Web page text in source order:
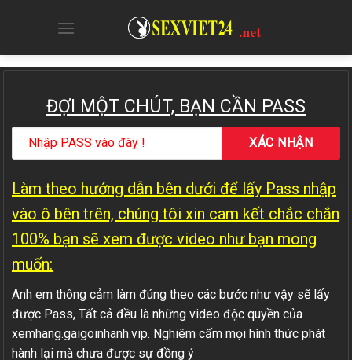
ĐỢI MỘT CHÚT, BẠN CẦN PASS
Làm theo hướng dẫn bên dưới để lấy Pass nhập
vào ô bên trên, chúng tôi xin cam kết chắc chắn
100% bạn sẽ xem được video như bạn mong
muốn:
Anh em thông cảm làm đúng theo các bước như vậy sẽ lấy
được Pass, Tất cả đều là những video độc quyền của
xemhang.gaigoinhanh.vip. Nghiêm cấm mọi hình thức phát
hành lại mà chưa được sự đồng ý